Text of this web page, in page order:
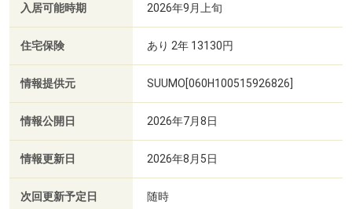
入居可能時期 2026年9月上旬
住宅保険 あり 2年 13130円
情報提供元 SUUMO[060H100515926826]
情報公開日 2026年7月8日
情報更新日 2026年8月5日
次回更新予定日 随時